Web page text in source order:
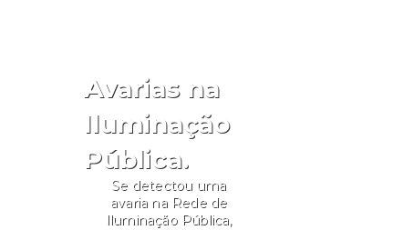
Avarias na
Iluminação
Pública.
Se detectou uma
avaria na Rede de
Iluminação Pública,